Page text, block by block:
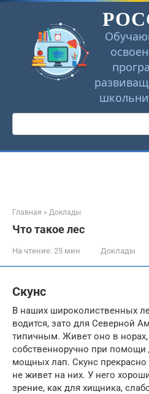
Перейти
Поиск:
Главная » Доклады
Что такое лес
На чтение: 25 мин Доклады
Скунс
В наших широколиственных
водится, зато для Северной
типичным. Живет оно в
собственноручно при помощи
мощных лап. Скунс прекрасно
не живет на них. У него
зрение, как для хищника,